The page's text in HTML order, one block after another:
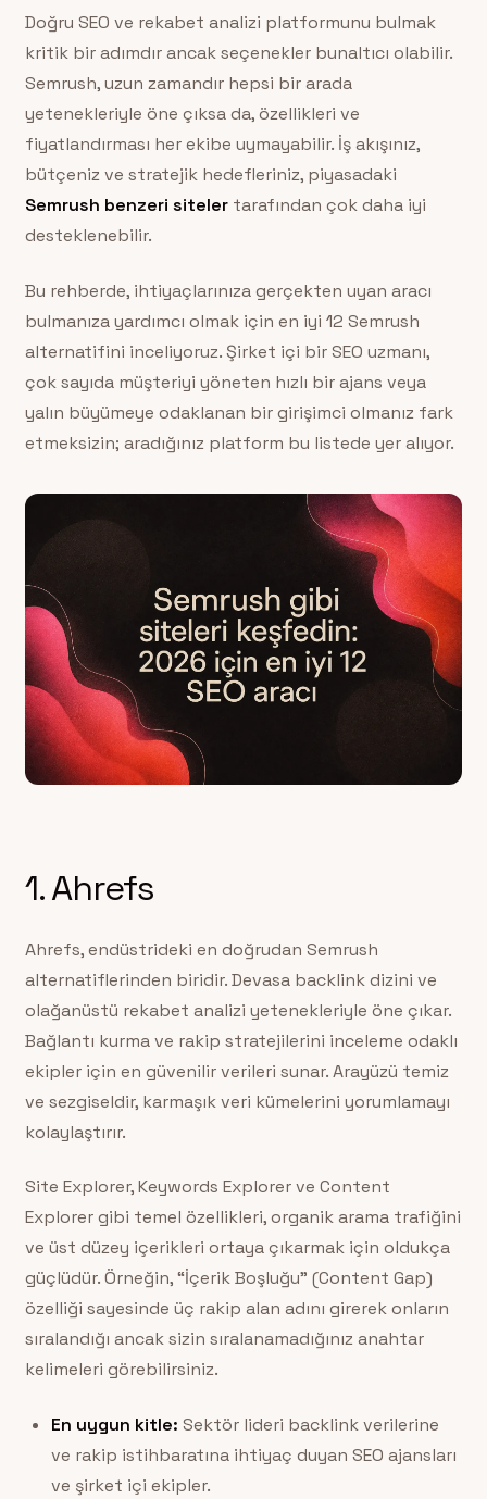
Doğru SEO ve rekabet analizi platformunu bulmak
kritik bir adımdır ancak seçenekler bunaltıcı olabilir.
Semrush, uzun zamandır hepsi bir arada
yetenekleriyle öne çıksa da, özellikleri ve
fiyatlandırması her ekibe uymayabilir. İş akışınız,
bütçeniz ve stratejik hedefleriniz, piyasadaki
Semrush benzeri sitelertarafından çok daha iyi
desteklenebilir.
Bu rehberde, ihtiyaçlarınıza gerçekten uyan aracı
bulmanıza yardımcı olmak için en iyi 12 Semrush
alternatifini inceliyoruz. Şirket içi bir SEO uzmanı,
çok sayıda müşteriyi yöneten hızlı bir ajans veya
yalın büyümeye odaklanan bir girişimci olmanız fark
etmeksizin; aradığınız platform bu listede yer alıyor.
1. Ahrefs
Ahrefs, endüstrideki en doğrudan Semrush
alternatiflerinden biridir. Devasa backlink dizini ve
olağanüstü rekabet analizi yetenekleriyle öne çıkar.
Bağlantı kurma ve rakip stratejilerini inceleme odaklı
ekipler için en güvenilir verileri sunar. Arayüzü temiz
ve sezgiseldir, karmaşık veri kümelerini yorumlamayı
kolaylaştırır.
Site Explorer, Keywords Explorer ve Content
Explorer gibi temel özellikleri, organik arama trafiğini
ve üst düzey içerikleri ortaya çıkarmak için oldukça
güçlüdür. Örneğin, “İçerik Boşluğu” (Content Gap)
özelliği sayesinde üç rakip alan adını girerek onların
sıralandığı ancak sizin sıralanamadığınız anahtar
kelimeleri görebilirsiniz.
En uygun kitle: Sektör lideri backlink verilerine
ve rakip istihbaratına ihtiyaç duyan SEO ajansları
ve şirket içi ekipler.